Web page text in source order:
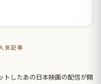
気記事
トしたあの日本映画の配信が開